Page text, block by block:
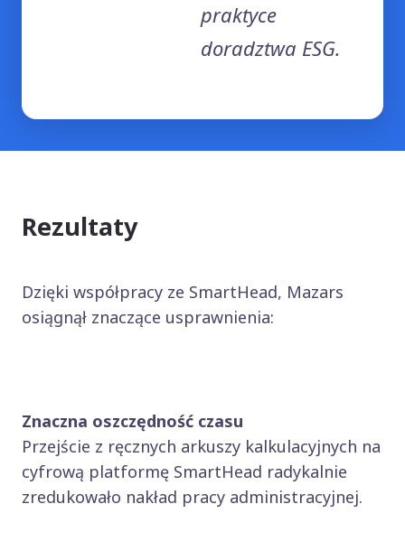
praktyce
doradztwa ESG.
Rezultaty
Dzięki współpracy ze SmartHead, Mazars
osiągnął znaczące usprawnienia:
Znaczna oszczędność czasu
Przejście z ręcznych arkuszy kalkulacyjnych na
cyfrową platformę SmartHead radykalnie
zredukowało nakład pracy administracyjnej.